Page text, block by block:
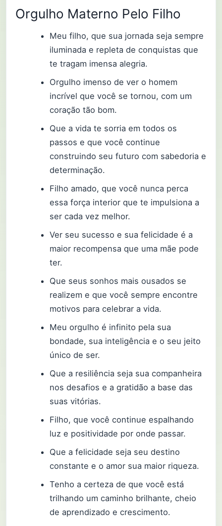
Orgulho Materno Pelo Filho
Meu filho, que sua jornada seja sempre
iluminada e repleta de conquistas que
te tragam imensa alegria.
Orgulho imenso de ver o homem
incrível que você se tornou, com um
coração tão bom.
Que a vida te sorria em todos os
passos e que você continue
construindo seu futuro com sabedoria e
determinação.
Filho amado, que você nunca perca
essa força interior que te impulsiona a
ser cada vez melhor.
Ver seu sucesso e sua felicidade é a
maior recompensa que uma mãe pode
ter.
Que seus sonhos mais ousados se
realizem e que você sempre encontre
motivos para celebrar a vida.
Meu orgulho é infinito pela sua
bondade, sua inteligência e o seu jeito
único de ser.
Que a resiliência seja sua companheira
nos desafios e a gratidão a base das
suas vitórias.
Filho, que você continue espalhando
luz e positividade por onde passar.
Que a felicidade seja seu destino
constante e o amor sua maior riqueza.
Tenho a certeza de que você está
trilhando um caminho brilhante, cheio
de aprendizado e crescimento.